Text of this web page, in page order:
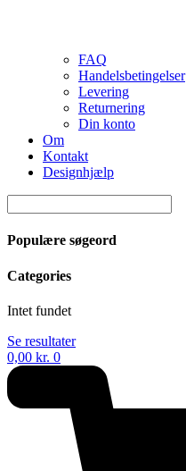
FAQ
Handelsbetingelser
Levering
Returnering
Din konto
Om
Kontakt
Designhjælp
Populære søgeord
Categories
Intet fundet
Se resultater
0,00 kr. 0